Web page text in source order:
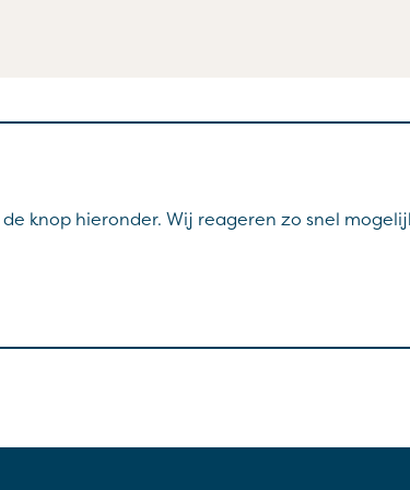
knop hieronder. Wij reageren zo snel